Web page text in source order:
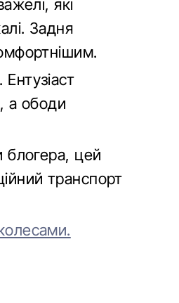
які
Задня
а ободи
блогера, цей
транспорт